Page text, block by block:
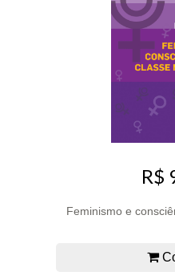
R$
Feminismo e